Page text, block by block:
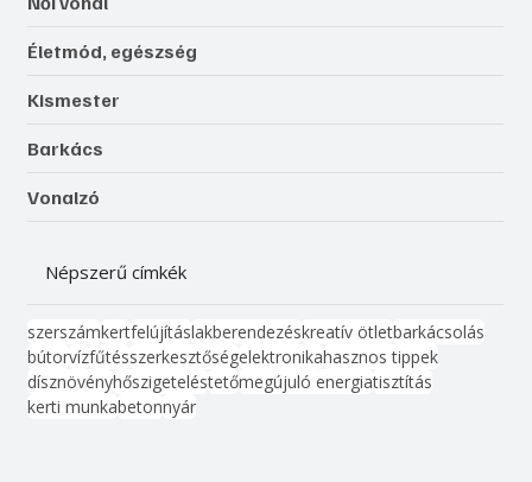
Életmód, egészség
Kismester
Barkács
Vonalzó
Népszerű címkék
szerszámkertfelújításlakberendezéskreatív ötletbarkácsolás
bútorvízfűtésszerkesztőségelektronikahasznos tippek
dísznövényhőszigeteléstetőmegújuló energiatisztítás
kerti munkabetonnyár